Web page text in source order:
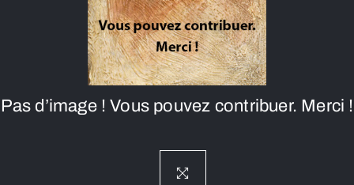
Pas d’image ! Vous pouvez contribuer. Merci !